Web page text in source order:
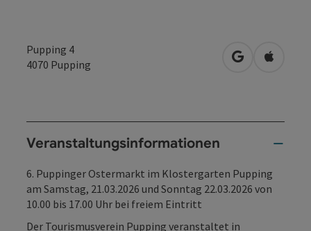
Pupping 4
4070 Pupping in Google
in
Veranstaltungsinformationen
6. Puppinger Ostermarkt im Klostergarten Pupping
am Samstag, 21.03.2026 und Sonntag 22.03.2026 von
10.00 bis 17.00 Uhr bei freiem Eintritt
Der Tourismusverein Pupping veranstaltet in